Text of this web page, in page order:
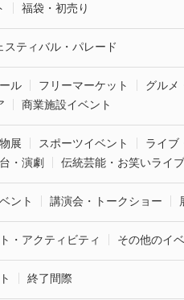
福袋・初売り
スティバル・パレード
ル フリーマーケット
グルメ
商業施設イベント
展 スポーツイベント
ライブ
・演劇 伝統芸能・お笑いライブ
ント 講演会・トークショー
・アクティビティ その他のイ
終了間際